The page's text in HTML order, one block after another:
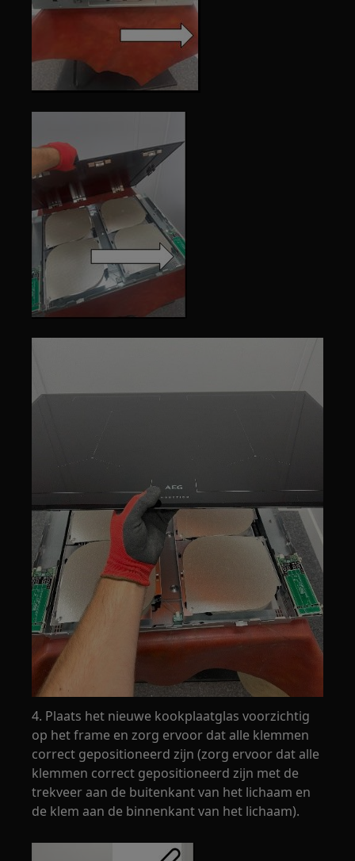
4. Plaats het nieuwe kookplaatglas voorzichtig
op het frame en zorg ervoor dat alle klemmen
correct gepositioneerd zijn (zorg ervoor dat alle
klemmen correct gepositioneerd zijn met de
trekveer aan de buitenkant van het lichaam en
de klem aan de binnenkant van het lichaam).